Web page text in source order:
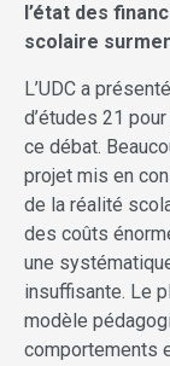
l’état des
scolaire
L’UDC a
d’études 21
ce débat.
projet mis en
de la réalité
des coûts
une
insuffisante. Le
modèle
comportements